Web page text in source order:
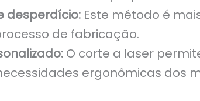
desperdício: Este método é
de fabricação.
O corte a laser
ergonômicas dos